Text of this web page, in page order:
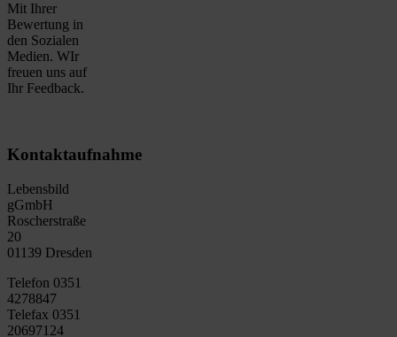
Mit Ihrer
Bewertung in
den Sozialen
Medien. WIr
freuen uns auf
Ihr Feedback.
Kontaktaufnahme
Lebensbild
gGmbH
Roscherstraße
20
01139 Dresden
Telefon 0351
4278847
Telefax 0351
20697124